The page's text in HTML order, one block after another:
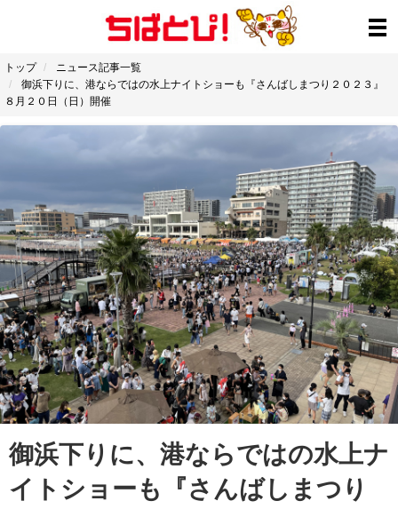
トップ
ニュース記事一覧
御浜下りに、港ならではの水上ナイトショーも『さんばしまつり２０２３』
８月２０日（日）開催
御浜下りに、港ならではの水上ナ
イトショーも『さんばしまつり